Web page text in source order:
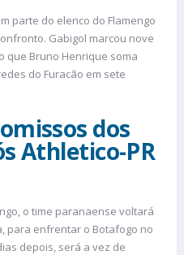
parte do elenco do Flamengo
Gabigol marcou nove
que Bruno Henrique soma
do Furacão em sete
dos
Athletico-PR
o time paranaense voltará
para enfrentar o Botafogo no
depois, será a vez de